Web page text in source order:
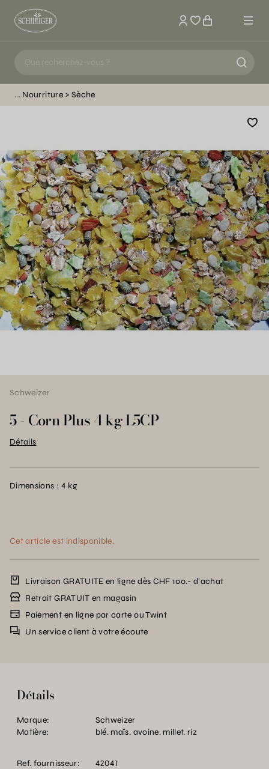
Mon compte
Nourriture Sèche
Schweizer
5 - Corn Plus 4 kg L5CP
Détails
Dimensions : 4 kg
Cet article est indisponible.
Livraison GRATUITE en ligne dès CHF 100.- d’achat
Retrait GRATUIT en magasin
Paiement en ligne par carte ou Twint
Un service client à votre écoute
Détails
Marque:
Schweizer
Matière:
blé. maïs. avoine. millet. riz
Ref. fournisseur:
42041